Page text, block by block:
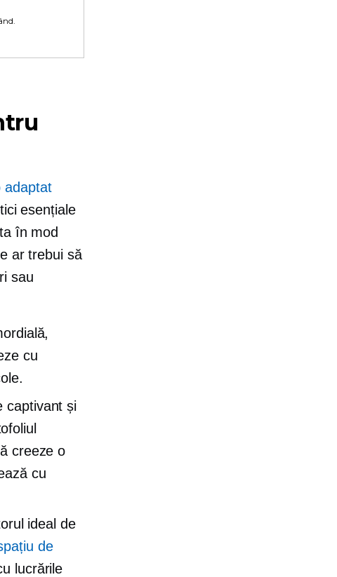
adaptat
esențiale
în mod
ar trebui să
sau
cu
captivant și
creeze o
cu
ideal de
de
lucrările